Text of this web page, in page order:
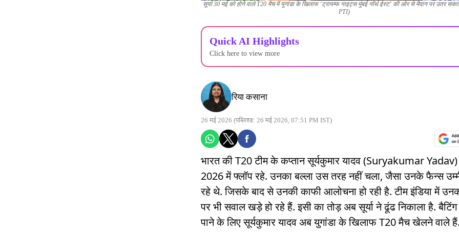
सूर्या 30 मई को होने वाले T20 मैच में युगांडा के खिलाफ ‘ट्रायम्फ नाइट्स मुंबई नॉर्थ ईस्ट’ की ओर से मैदान पर उतर
PTI)
Quick AI Highlights
Click here to view more
रिया कसाना
26 मई 2026 (पब्लिश्ड: 26 मई 2026, 07:51 PM IST)
भारत की T20 टीम के कप्तान सूर्यकुमार यादव (Suryakumar
2026 में फ्लॉप रहे. उनका बल्ला उस तरह नहीं चला, जैसा उनके फैन्स
रहे थे. जिसके बाद से उनकी काफी आलोचना हो रही है. टीम इंडिया में
पर भी सवाल खड़े हो रहे हैं. इसी का तोड़ अब सूर्या ने ढूंढ निकाला है. बैटिंग
पाने के लिए सूर्यकुमार यादव अब युगांडा के खिलाफ T20 मैच खेलने वाले हैं.